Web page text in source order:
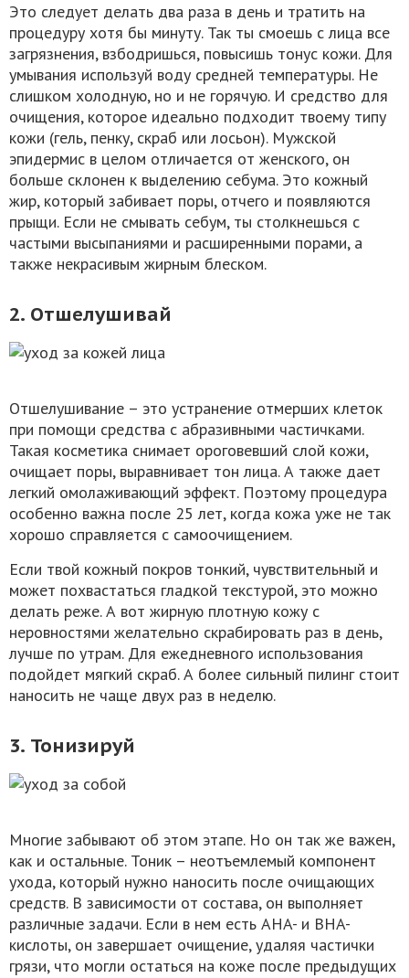
Это следует делать два раза в день и тратить на
процедуру хотя бы минуту. Так ты смоешь с лица все
загрязнения, взбодришься, повысишь тонус кожи. Для
умывания используй воду средней температуры. Не
слишком холодную, но и не горячую. И средство для
очищения, которое идеально подходит твоему типу
кожи (гель, пенку, скраб или лосьон). Мужской
эпидермис в целом отличается от женского, он
больше склонен к выделению себума. Это кожный
жир, который забивает поры, отчего и появляются
прыщи. Если не смывать себум, ты столкнешься с
частыми высыпаниями и расширенными порами, а
также некрасивым жирным блеском.
2. Отшелушивай
Отшелушивание – это устранение отмерших клеток
при помощи средства с абразивными частичками.
Такая косметика снимает ороговевший слой кожи,
очищает поры, выравнивает тон лица. А также дает
легкий омолаживающий эффект. Поэтому процедура
особенно важна после 25 лет, когда кожа уже не так
хорошо справляется с самоочищением.
Если твой кожный покров тонкий, чувствительный и
может похвастаться гладкой текстурой, это можно
делать реже. А вот жирную плотную кожу с
неровностями желательно скрабировать раз в день,
лучше по утрам. Для ежедневного использования
подойдет мягкий скраб. А более сильный пилинг стоит
наносить не чаще двух раз в неделю.
3. Тонизируй
Многие забывают об этом этапе. Но он так же важен,
как и остальные. Тоник – неотъемлемый компонент
ухода, который нужно наносить после очищающих
средств. В зависимости от состава, он выполняет
различные задачи. Если в нем есть AHA- и BHA-
кислоты, он завершает очищение, удаляя частички
грязи, что могли остаться на коже после предыдущих